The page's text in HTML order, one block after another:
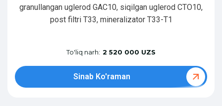
granullangan uglerod GAC10, siqilgan uglerod CTO10,
post filtri T33, mineralizator T33-T1
To'liq narh: 2 520 000 UZS
Sinab Ko'raman